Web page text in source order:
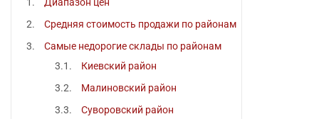
Диапазон цен
Средняя стоимость продажи по районам
Самые недорогие склады по районам
Киевский район
Малиновский район
Суворовский район